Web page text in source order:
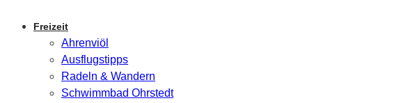
Freizeit
Ahrenviöl
Ausflugstipps
Radeln & Wandern
Schwimmbad Ohrstedt